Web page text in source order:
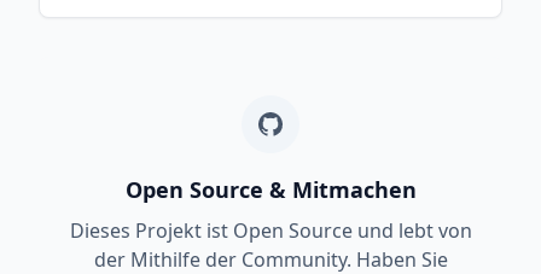
Open Source & Mitmachen
Dieses Projekt ist Open Source und lebt von
der Mithilfe der Community. Haben Sie